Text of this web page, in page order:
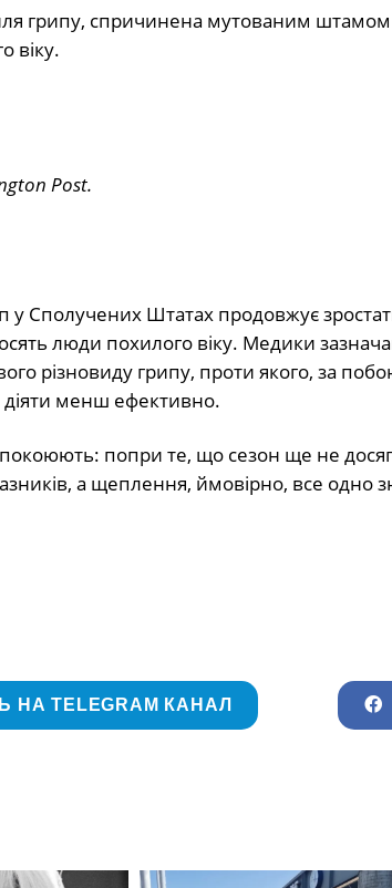
грипу, спричинена мутованим штамом
віку.
Post.
у Сполучених Штатах продовжує
люди похилого віку. Медики
різновиду грипу, проти якого, за
менш ефективно.
попри те, що сезон ще не
а щеплення, ймовірно, все одно
НА TELEGRAM КАНАЛ